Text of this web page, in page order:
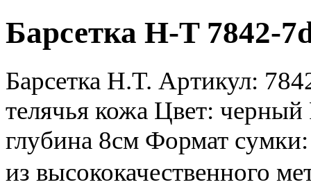
Барсетка H-T 7842-
Барсетка H.T. Артикул:
телячья кожа Цвет:
глубина 8см Формат
из высококачественного